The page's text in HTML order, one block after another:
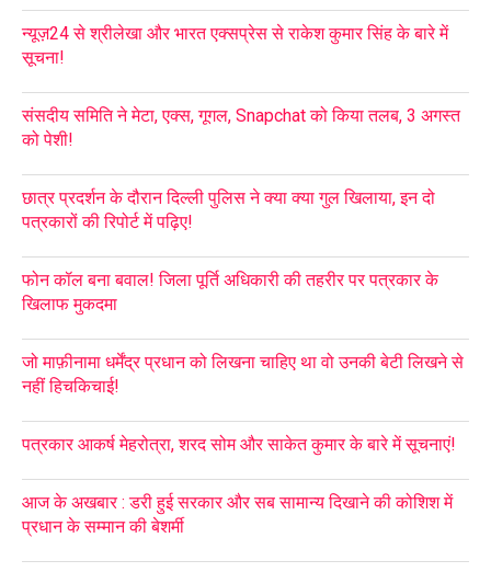
न्यूज़24 से श्रीलेखा और भारत एक्सप्रेस से राकेश कुमार सिंह के बारे में
सूचना!
संसदीय समिति ने मेटा, एक्स, गूगल, Snapchat को किया तलब, 3 अगस्त
को पेशी!
छात्र प्रदर्शन के दौरान दिल्ली पुलिस ने क्या क्या गुल खिलाया, इन दो
पत्रकारों की रिपोर्ट में पढ़िए!
फोन कॉल बना बवाल! जिला पूर्ति अधिकारी की तहरीर पर पत्रकार के
खिलाफ मुकदमा
जो माफ़ीनामा धर्मेंद्र प्रधान को लिखना चाहिए था वो उनकी बेटी लिखने से
नहीं हिचकिचाई!
पत्रकार आकर्ष मेहरोत्रा, शरद सोम और साकेत कुमार के बारे में सूचनाएं!
आज के अखबार : डरी हुई सरकार और सब सामान्य दिखाने की कोशिश में
प्रधान के सम्मान की बेशर्मी